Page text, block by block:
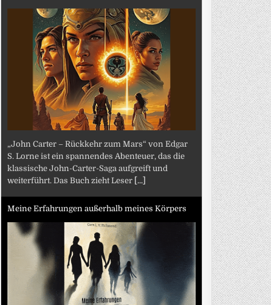
„John Carter – Rückkehr zum Mars“ von Edgar
S. Lorne ist ein spannendes Abenteuer, das die
klassische John-Carter-Saga aufgreift und
weiterführt. Das Buch zieht Leser [...]
Meine Erfahrungen außerhalb meines Körpers